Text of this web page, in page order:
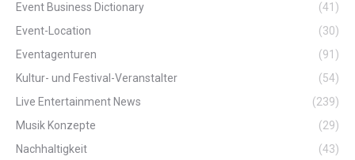
Event Business Dictionary
(41)
Event-Location
(30)
Eventagenturen
(91)
Kultur- und Festival-Veranstalter
(54)
Live Entertainment News
(239)
Musik Konzepte
(29)
Nachhaltigkeit
(43)